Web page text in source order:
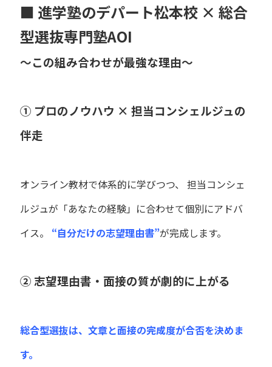
■ 進学塾のデパート松本校 × 総合
型選抜専門塾AOI
～この組み合わせが最強な理由～
① プロのノウハウ × 担当コンシェルジュの
伴走
オンライン教材で体系的に学びつつ、 担当コンシェ
ルジュが「あなたの経験」に合わせて個別にアドバ
イス。 “自分だけの志望理由書”が完成します。
② 志望理由書・面接の質が劇的に上がる
総合型選抜は、文章と面接の完成度が合否を決めま
す。